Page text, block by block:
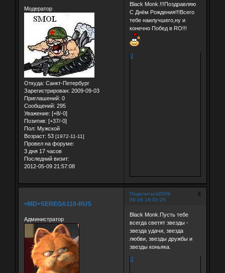
Модератор
Откуда: Санкт-Петербург
Зарегистрирован: 2009-09-03
Приглашений: 0
Сообщений: 295
Уважение: [+8/-0]
Позитив: [+37/-0]
Пол: Мужской
Возраст: 53 [1972-11-11]
Провел на форуме:
3 дня 17 часов
Последний визит:
2012-05-09 21:57:08
Black Monk.!!!Поздравляю
С Днём Рождения!!!Всего
тебе наилучшего,ну и
конечно Побед в RO!!!
0
Поделиться 4
2009-
09-16 16:01:25
<MD>SEREGA110-RUS
Администратор
Black Monk.Пусть тебе
всегда светят звезды -
звезда удачи, звезда
любви, звезды дружбы и
звезды коньяка.
0